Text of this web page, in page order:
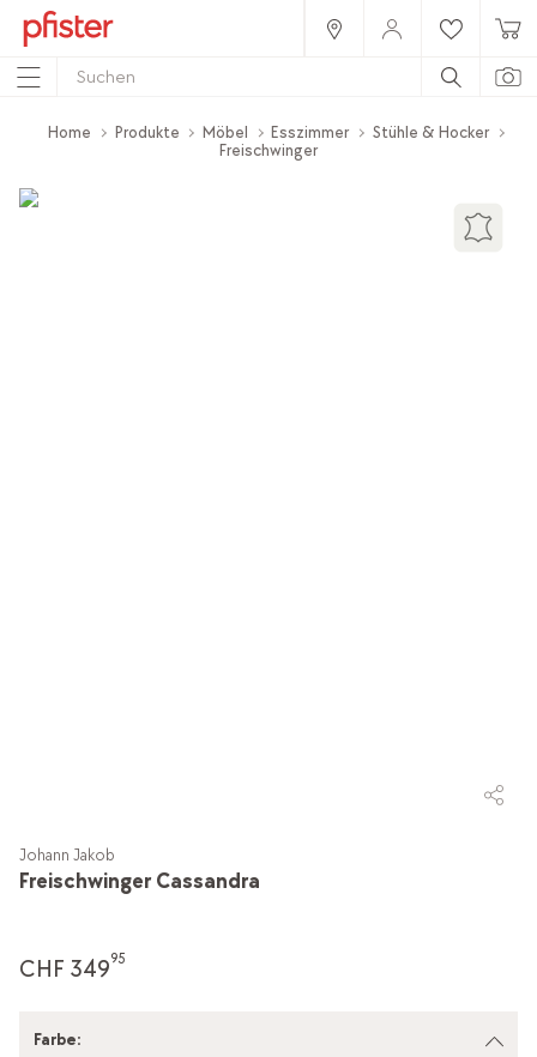
Home Produkte Möbel Esszimmer
Stühle & Hocker
Freischwinger
Freischwinger Cassandra
Johann Jakob
CHF 34995
Farbe: